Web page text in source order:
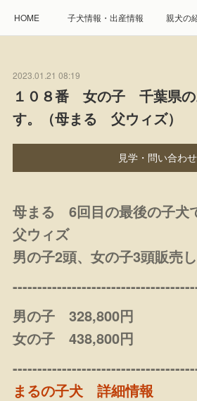
HOME 子犬情報・出産情報 親犬の
遺伝疾患への取り組み Instagram
プレジール親睦会 特定商取引に基づく表記
2023.01.21 08:19
１０８番 女の子 千葉県の
す。（母まる 父ウィズ）
見学・問い合わせ
母まる 6回目の最後の子犬
父ウィズ
男の子2頭、女の子3頭販売し
男の子 328,800円
女の子 438,800円
まるの子犬 詳細情報